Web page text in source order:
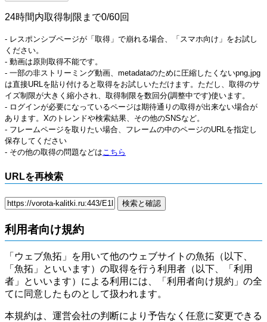
24時間内取得制限まで0/60回
- レスポンシブページが「取得」で崩れる場合、「スマホ向け」をお試し
ください。
- 動画は原則取得不能です。
- 一部の非ストリーミング動画、metadataのために圧縮したくないpng,jpg
は直接URLを貼り付けると取得をお試しいただけます。ただし、取得のサ
イズ制限が大きく縮小され、取得制限を数回分(調整中です)使います。
- ログインが必要になっているページは期待通りの取得が出来ない場合が
あります。Xのトレンドや検索結果、その他のSNSなど。
- フレームページを取りたい場合、フレームの中のページのURLを指定し
保存してください
- その他の取得の問題などはこちら
URLを再検索
利用者向け規約
「ウェブ魚拓」を用いて他のウェブサイトの魚拓（以下、
「魚拓」といいます）の取得を行う利用者（以下、「利用
者」といいます）による利用には、「利用者向け規約」の全
てに同意したものとして扱われます。
本規約は、運営会社の判断により予告なく任意に変更できる